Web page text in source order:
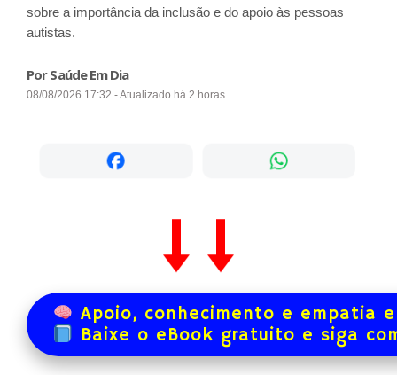
sobre a importância da inclusão e do apoio às pessoas
autistas.
Por Saúde Em Dia
08/08/2026 17:32 - Atualizado há 2 horas
Apoio, conhecimento e empatia
Baixe o eBook gratuito e siga